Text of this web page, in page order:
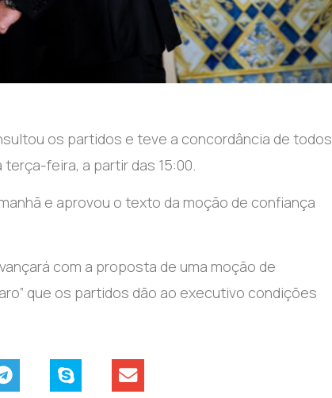
os partidos e teve a concordância de todos
feira, a partir das 15:00.
e aprovou o texto da moção de confiança
com a proposta de uma moção de
que os partidos dão ao executivo condições